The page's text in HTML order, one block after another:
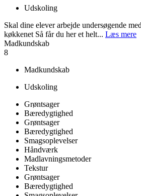
Udskoling
Skal dine elever arbejde undersøgende
køkkenet Så får du her et helt... Læs mere
Madkundskab
8
Madkundskab
Udskoling
Grøntsager
Bæredygtighed
Grøntsager
Bæredygtighed
Smagsoplevelser
Håndværk
Madlavningsmetoder
Tekstur
Grøntsager
Bæredygtighed